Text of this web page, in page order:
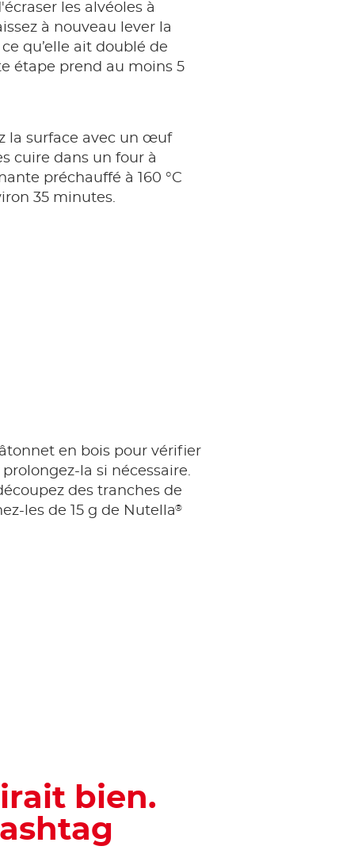
les alvéoles à
à nouveau lever la
qu’elle ait doublé de
étape prend au moins 5
la surface avec un œuf
cuire dans un four à
préchauffé à 160 °C
35 minutes.
en bois pour vérifier
prolongez-la si nécessaire.
des tranches de
les de 15 g de Nutella®
bien.